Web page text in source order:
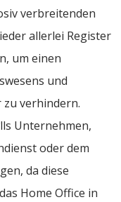
verbreitenden
allerlei Register
um einen
und
verhindern.
Unternehmen,
oder dem
da diese
Home Office in